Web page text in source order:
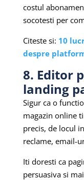
costul
socotesti per
Citeste si: 10
despre
8. Editor
landing
Sigur ca o
magazin online
precis, de locul
reclame, email-
Iti doresti ca
persuasiva si